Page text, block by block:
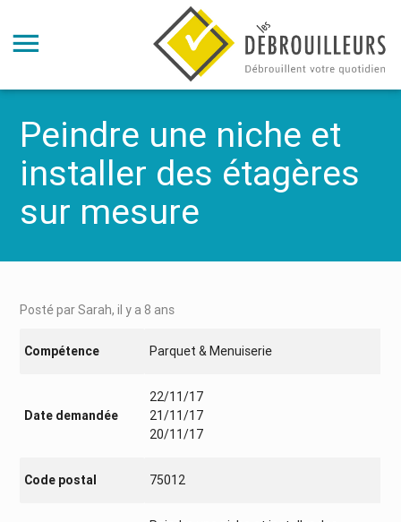
Peindre une niche et
installer des étagères
sur mesure
Posté par Sarah, il y a 8 ans
Compétence Parquet & Menuiserie
Date demandée
22/11/17
21/11/17
20/11/17
Code postal 75012